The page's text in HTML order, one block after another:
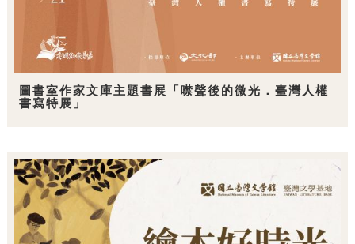
圖書室作家文庫主題書展「噤聲後的微光．臺灣人權
書寫特展」